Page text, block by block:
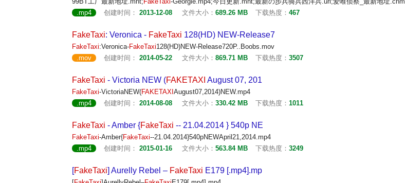
.mp4
创建时间： 2013-12-08 文件大小： 689.26 MB 下载热度： 467
FakeTaxi: Veronica - FakeTaxi 128(HD) NEW-Release7
FakeTaxi:Veronica-FakeTaxi128(HD)NEW-Release720P..Boobs.mov
.mov
创建时间： 2014-05-22 文件大小： 869.71 MB 下载热度： 3507
FakeTaxi - Victoria NEW (FAKETAXI August 07, 201
FakeTaxi-VictoriaNEW(FAKETAXI August07,2014)NEW.mp4
.mp4
创建时间： 2014-08-08 文件大小： 330.42 MB 下载热度： 1011
FakeTaxi - Amber {FakeTaxi -- 21.04.2014 } 540p NE
FakeTaxi-Amber{FakeTaxi--21.04.2014}540pNEWApril21,2014.mp4
.mp4
创建时间： 2015-01-16 文件大小： 563.84 MB 下载热度： 3249
[FakeTaxi] Aurelly Rebel – FakeTaxi E179 [.mp4].mp